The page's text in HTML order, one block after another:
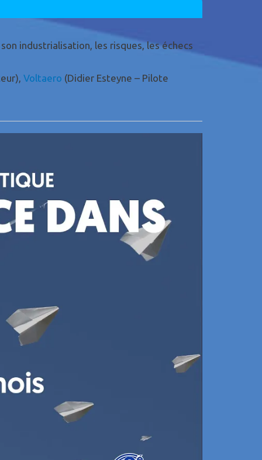
industrialisation, les risques, les échecs
Voltaero (Didier Esteyne – Pilote